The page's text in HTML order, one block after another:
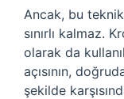
Ancak, bu
sınırlı kalmaz.
olarak da
açısının,
şekilde